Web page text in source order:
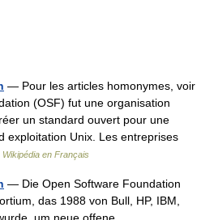
— Pour les articles homonymes, voir
(OSF) fut une organisation
un standard ouvert pour une
exploitation Unix. Les entreprises
Wikipédia en Français
— Die Open Software Foundation
das 1988 von Bull, HP, IBM,